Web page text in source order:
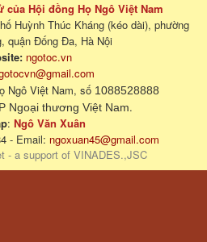
Hội đồng Họ Ngô Việt Nam
Huỳnh Thúc Kháng (kéo dài), phường
quận Đống Đa, Hà Nội
ngotoc.vn
Ngô Việt Nam, số 1088528888
Ngoại thương Việt Nam.
: Ngô Văn Xuân
- Email: ngoxuan45@gmail.com
- a support of VINADES.,JSC